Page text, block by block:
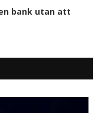
bank utan att